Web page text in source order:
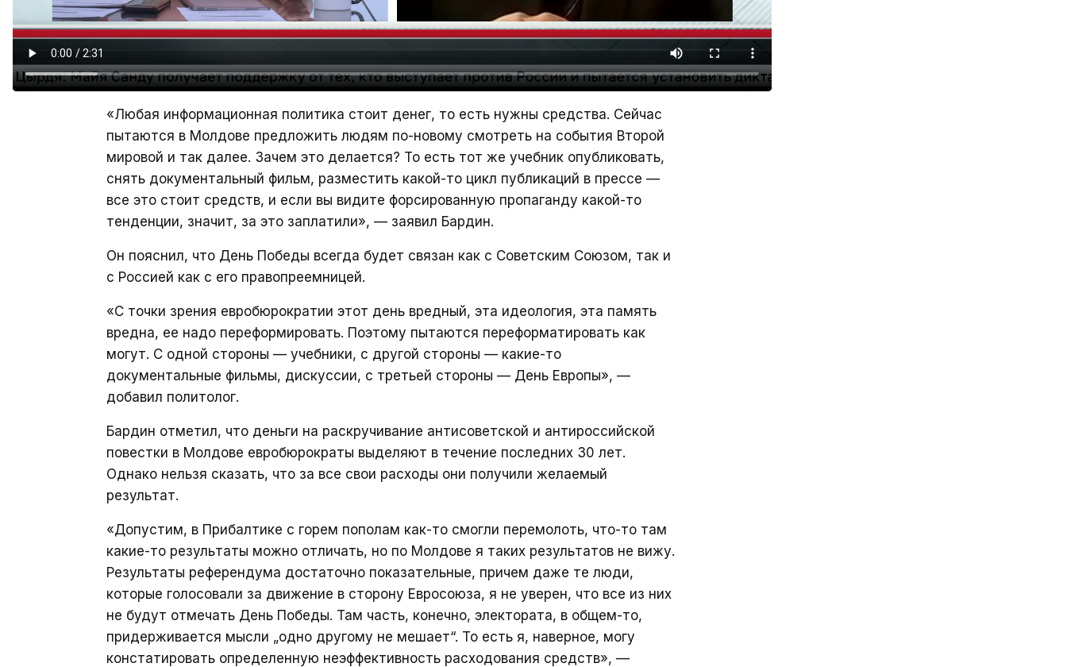
«Любая информационная политика стоит денег, то есть нужны средства. Сейчас
пытаются в Молдове предложить людям по-новому смотреть на события Второй
мировой и так далее. Зачем это делается? То есть тот же учебник опубликовать,
снять документальный фильм, разместить какой-то цикл публикаций в прессе —
все это стоит средств, и если вы видите форсированную пропаганду какой-то
тенденции, значит, за это заплатили», — заявил Бардин.
Он пояснил, что День Победы всегда будет связан как с Советским Союзом, так и
с Россией как с его правопреемницей.
«С точки зрения евробюрократии этот день вредный, эта идеология, эта память
вредна, ее надо переформировать. Поэтому пытаются переформатировать как
могут. С одной стороны — учебники, с другой стороны — какие-то
документальные фильмы, дискуссии, с третьей стороны — День Европы», —
добавил политолог.
Бардин отметил, что деньги на раскручивание антисоветской и антироссийской
повестки в Молдове евробюрократы выделяют в течение последних 30 лет.
Однако нельзя сказать, что за все свои расходы они получили желаемый
результат.
«Допустим, в Прибалтике с горем пополам как-то смогли перемолоть, что-то там
какие-то результаты можно отличать, но по Молдове я таких результатов не вижу.
Результаты референдума достаточно показательные, причем даже те люди,
которые голосовали за движение в сторону Евросоюза, я не уверен, что все из них
не будут отмечать День Победы. Там часть, конечно, электората, в общем-то,
придерживается мысли „одно другому не мешает“. То есть я, наверное, могу
констатировать определенную неэффективность расходования средств», —